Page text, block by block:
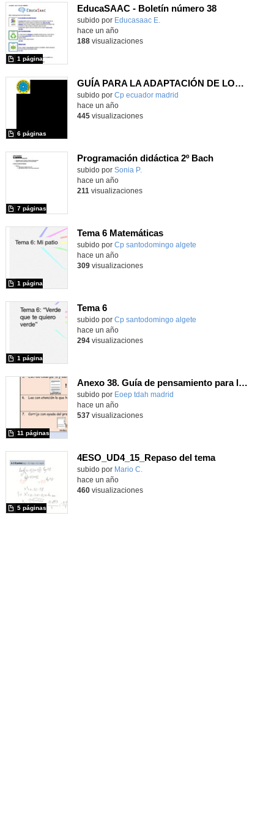
EducaSAAC - Boletín número 38
subido por Educasaac E.
1 página
hace un año
188visualizaciones
GUÍA PARA LA ADAPTACIÓN DE LOS CENTROS CON ALUMNADO NEURODIVERGENTE
subido por Cp ecuador madrid
6 páginas
hace un año
445visualizaciones
Programación didáctica 2º Bach
Contenido educativo.
subido por Sonia P.
7 páginas
hace un año
211 visualizaciones
Tema 6 Matemáticas
Contenido educativo.
subido por Cp santodomingo algete
1 página
hace un año
309visualizaciones
Tema 6
Contenido educativo.
subido por Cp santodomingo algete
1 página
hace un año
294visualizaciones
Anexo 38. Guía de pensamiento para la composición de un texto (E. Primaria)
Contenido educativo.
subido por Eoep tdah madrid
11 páginas
hace un año
537visualizaciones
4ESO_UD4_15_Repaso del tema
Contenido educativo.
subido por Mario C.
5 páginas
hace un año
460visualizaciones